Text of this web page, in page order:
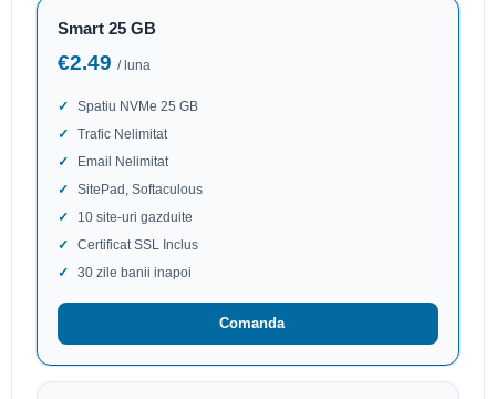
Smart 25 GB
€2.49 / luna
Spatiu NVMe 25 GB
Trafic Nelimitat
Email Nelimitat
SitePad, Softaculous
10 site-uri gazduite
Certificat SSL Inclus
30 zile banii inapoi
Comanda